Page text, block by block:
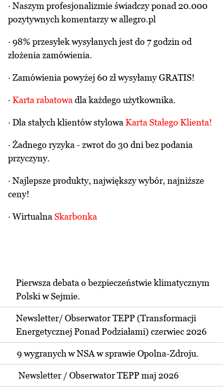
· Naszym profesjonalizmie świadczy ponad 20.000
pozytywnych komentarzy w allegro.pl
· 98% przesyłek wysyłanych jest do 7 godzin od
złożenia zamówienia.
· Zamówienia powyżej 60 zł wysyłamy GRATIS!
· Karta rabatowa dla każdego użytkownika.
· Dla stałych klientów stylowa Karta Stałego Klienta!
· Żadnego ryzyka - zwrot do 30 dni bez podania
przyczyny.
· Najlepsze produkty, największy wybór, najniższe
ceny!
· Wirtualna Skarbonka
Pierwsza debata o bezpieczeństwie klimatycznym
Polski w Sejmie.
Newsletter/ Obserwator TEPP (Transformacji
Energetycznej Ponad Podziałami) czerwiec 2026
9 wygranych w NSA w sprawie Opolna-Zdroju.
Newsletter / Obserwator TEPP maj 2026